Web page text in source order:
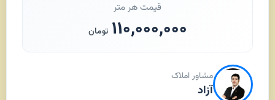
قیمت هر متر
۱۱۰,۰۰۰,۰۰۰ تومان
مشاور املاک
آزاد